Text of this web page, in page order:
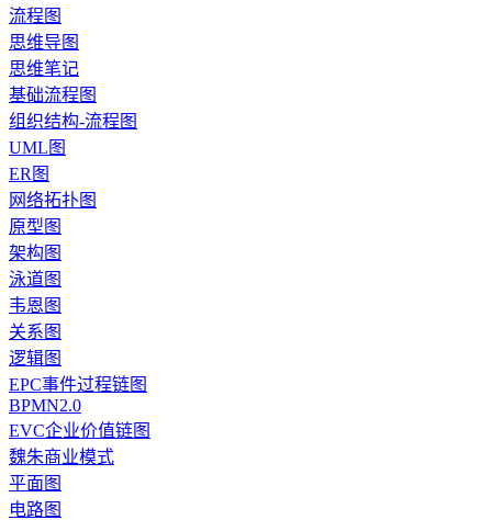
流程图
思维导图
思维笔记
基础流程图
组织结构-流程图
UML图
ER图
网络拓扑图
原型图
架构图
泳道图
韦恩图
关系图
逻辑图
EPC事件过程链图
BPMN2.0
EVC企业价值链图
魏朱商业模式
平面图
电路图